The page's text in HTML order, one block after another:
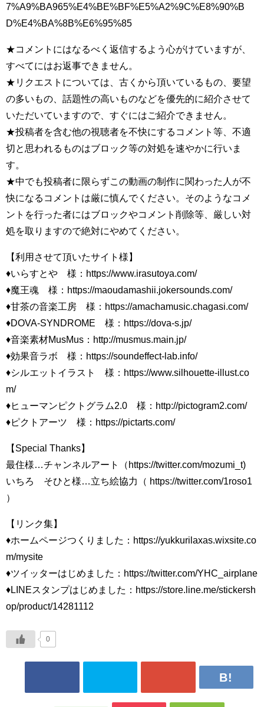
7%A9%BA965%E4%BE%BF%E5%A2%9C%E8%90%B
D%E4%BA%8B%E6%95%85
★コメントにはなるべく返信するよう心がけていますが、
すべてにはお返事できません。
★リクエストについては、古くから頂いているもの、要望
の多いもの、話題性の高いものなどを優先的に紹介させて
いただいていますので、すぐにはご紹介できません。
★投稿者を含む他の視聴者を不快にするコメント等、不適
切と思われるものはブロック等の対処を速やかに行いま
す。
★中でも投稿者に限らずこの動画の制作に関わった人が不
快になるコメントは厳に慎んでください。そのようなコメ
ントを行った者にはブロックやコメント削除等、厳しい対
処を取りますので絶対にやめてください。
【利用させて頂いたサイト様】
♦いらすとや 様：https://www.irasutoya.com/​​
♦魔王魂 様：https://maoudamashii.jokersounds.com/​​
♦甘茶の音楽工房 様：https://amachamusic.chagasi.com/​​
♦DOVA-SYNDROME 様：https://dova-s.jp/​​
♦音楽素材MusMus：http://musmus.main.jp/​​
♦効果音ラボ 様：https://soundeffect-lab.info/​​
♦シルエットイラスト 様：https://www.silhouette-illust.co
m/​​
♦ヒューマンピクトグラム2.0 様：http://pictogram2.com/​​
♦ピクトアーツ 様：https://pictarts.com/​​
【Special Thanks】
最住様…チャンネルアート（https://twitter.com/mozumi_t​​)
いちろ そひと様…立ち絵協力（ https://twitter.com/1roso1​​
）
【リンク集】
♦ホームページつくりました：https://yukkurilaxas.wixsite.co
m/mysite​
♦ツイッターはじめました：https://twitter.com/YHC_airplane​
♦LINEスタンプはじめました：https://store.line.me/stickersh
op/product/14281112
0